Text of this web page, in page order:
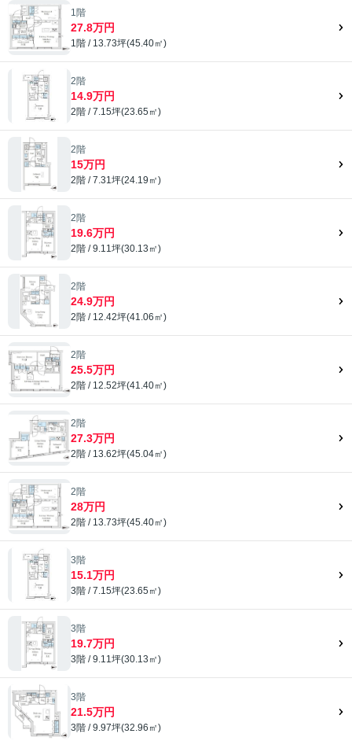
1階
27.8万円
1階 / 13.73坪(45.40㎡)
2階
14.9万円
2階 / 7.15坪(23.65㎡)
2階
15万円
2階 / 7.31坪(24.19㎡)
2階
19.6万円
2階 / 9.11坪(30.13㎡)
2階
24.9万円
2階 / 12.42坪(41.06㎡)
2階
25.5万円
2階 / 12.52坪(41.40㎡)
2階
27.3万円
2階 / 13.62坪(45.04㎡)
2階
28万円
2階 / 13.73坪(45.40㎡)
3階
15.1万円
3階 / 7.15坪(23.65㎡)
3階
19.7万円
3階 / 9.11坪(30.13㎡)
3階
21.5万円
3階 / 9.97坪(32.96㎡)